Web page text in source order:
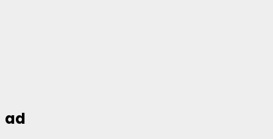
ad